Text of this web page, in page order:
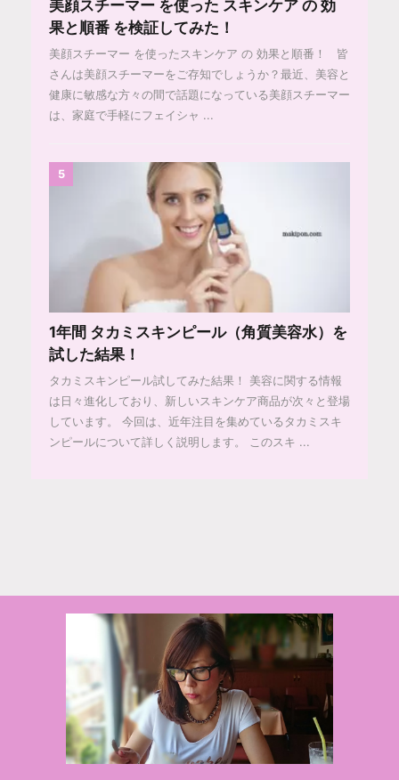
美顔スチーマー を使った スキンケア の 効
果と順番 を検証してみた！
美顔スチーマー を使ったスキンケア の 効果と順番！ 皆
さんは美顔スチーマーをご存知でしょうか？最近、美容と
健康に敏感な方々の間で話題になっている美顔スチーマー
は、家庭で手軽にフェイシャ ...
5
1年間 タカミスキンピール（角質美容水）を
試した結果！
タカミスキンピール試してみた結果！ 美容に関する情報
は日々進化しており、新しいスキンケア商品が次々と登場
しています。 今回は、近年注目を集めているタカミスキ
ンピールについて詳しく説明します。 このスキ ...